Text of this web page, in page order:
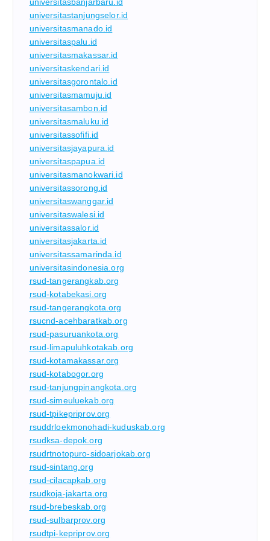
universitastanjungselor.id
universitasmanado.id
universitaspalu.id
universitasmakassar.id
universitaskendari.id
universitasgorontalo.id
universitasmamuju.id
universitasambon.id
universitasmaluku.id
universitassofifi.id
universitasjayapura.id
universitaspapua.id
universitasmanokwari.id
universitassorong.id
universitaswanggar.id
universitaswalesi.id
universitassalor.id
universitasjakarta.id
universitassamarinda.id
universitasindonesia.org
rsud-tangerangkab.org
rsud-kotabekasi.org
rsud-tangerangkota.org
rsucnd-acehbaratkab.org
rsud-pasuruankota.org
rsud-limapuluhkotakab.org
rsud-kotamakassar.org
rsud-kotabogor.org
rsud-tanjungpinangkota.org
rsud-simeuluekab.org
rsud-tpikepriprov.org
rsuddrloekmonohadi-kuduskab.org
rsudksa-depok.org
rsudrtnotopuro-sidoarjokab.org
rsud-sintang.org
rsud-cilacapkab.org
rsudkoja-jakarta.org
rsud-brebeskab.org
rsud-sulbarprov.org
rsudtpi-kepriprov.org